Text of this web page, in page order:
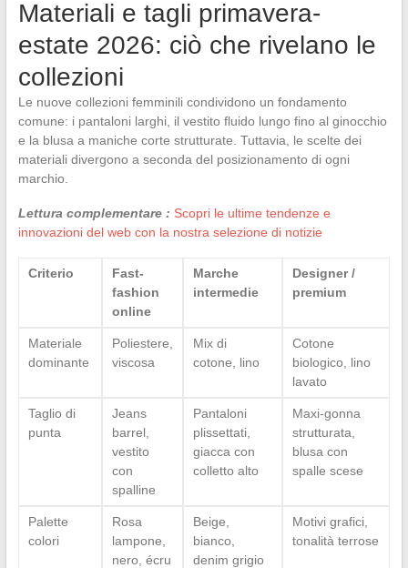
Materiali e tagli primavera-
estate 2026: ciò che rivelano le
collezioni
Le nuove collezioni femminili condividono un fondamento
comune: i pantaloni larghi, il vestito fluido lungo fino al ginocchio
e la blusa a maniche corte strutturate. Tuttavia, le scelte dei
materiali divergono a seconda del posizionamento di ogni
marchio.
Lettura complementare : Scopri le ultime tendenze e
innovazioni del web con la nostra selezione di notizie
Criterio
Fast-
fashion
online
Marche
intermedie
Designer /
premium
Materiale
dominante
Poliestere,
viscosa
Mix di
cotone, lino
Cotone
biologico, lino
lavato
Taglio di
punta
Jeans
barrel,
vestito
con
spalline
Pantaloni
plissettati,
giacca con
colletto alto
Maxi-gonna
strutturata,
blusa con
spalle scese
Palette
colori
Rosa
lampone,
nero, écru
Beige,
bianco,
denim grigio
Motivi grafici,
tonalità terrose